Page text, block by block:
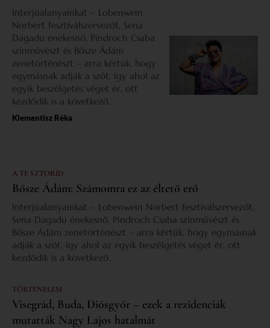
Interjúalanyainkat – Lobenwein
Norbert fesztiválszervezőt, Sena
Dagadu énekesnő, Pindroch Csaba
színművészt és Bősze Ádám
zenetörténészt – arra kértük, hogy
egymásnak adják a szót, így ahol az
egyik beszélgetés véget ér, ott
kezdődik is a következő.
Klementisz Réka
A TE SZTORID
Bősze Ádám: Számomra ez az éltető erő
Interjúalanyainkat – Lobenwein Norbert fesztiválszervezőt,
Sena Dagadu énekesnő, Pindroch Csaba színművészt és
Bősze Ádám zenetörténészt – arra kértük, hogy egymásnak
adják a szót, így ahol az egyik beszélgetés véget ér, ott
kezdődik is a következő.
TÖRTÉNELEM
Visegrád, Buda, Diósgyőr – ezek a rezidenciák
mutatták Nagy Lajos hatalmát